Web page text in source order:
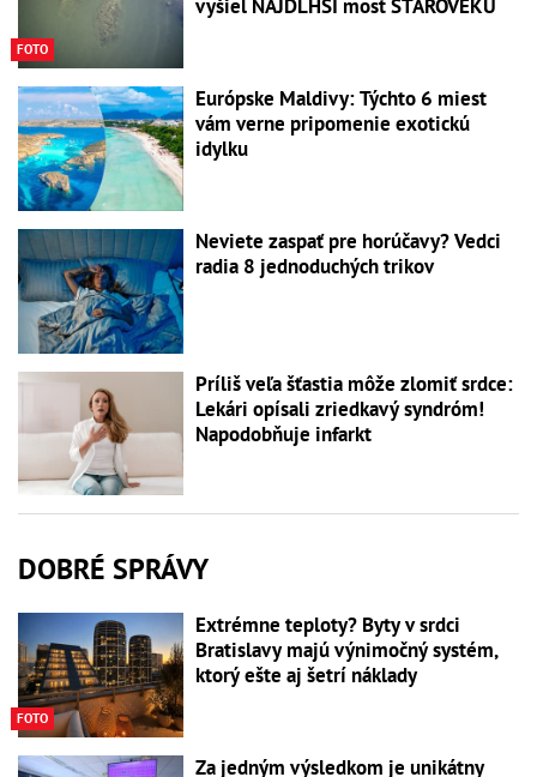
FOTO
vyšiel NAJDLHŠÍ most STAROVEKU
Európske Maldivy: Týchto 6 miest
vám verne pripomenie exotickú
idylku
Neviete zaspať pre horúčavy? Vedci
radia 8 jednoduchých trikov
Príliš veľa šťastia môže zlomiť srdce:
Lekári opísali zriedkavý syndróm!
Napodobňuje infarkt
DOBRÉ SPRÁVY
FOTO
Extrémne teploty? Byty v srdci
Bratislavy majú výnimočný systém,
ktorý ešte aj šetrí náklady
Za jedným výsledkom je unikátny